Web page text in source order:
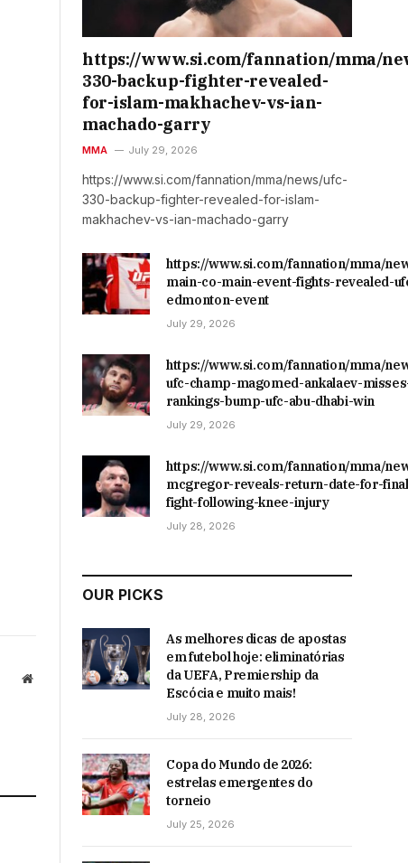
Website
https://www.si.com/fannation/mma/
330-backup-fighter-revealed-
for-islam-makhachev-vs-ian-
machado-garry
MMA July 29, 2026
https://www.si.com/fannation/mma/news/ufc-
330-backup-fighter-revealed-for-islam-
makhachev-vs-ian-machado-garry
https://www.si.com/fannation/mma/
main-co-main-event-fights-revealed-
edmonton-event
July 29, 2026
https://www.si.com/fannation/mma/
ufc-champ-magomed-ankalaev-
rankings-bump-ufc-abu-dhabi-win
July 29, 2026
https://www.si.com/fannation/mma/
mcgregor-reveals-return-date-for-
fight-following-knee-injury
July 28, 2026
OUR PICKS
As melhores dicas de apostas
em futebol hoje: eliminatórias
da UEFA, Premiership da
Escócia e muito mais!
July 28, 2026
Copa do Mundo de 2026:
estrelas emergentes do
torneio
July 25, 2026